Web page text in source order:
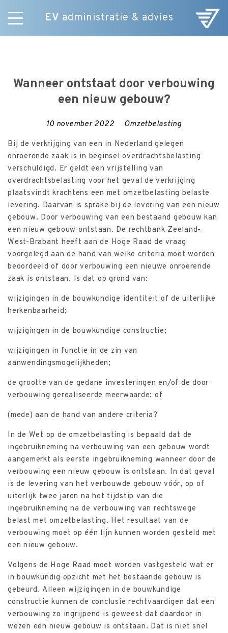
EV administratie & advies
Skip
Nieuws
Wanneer ontstaat door verbouwing
een nieuw gebouw?
10 november 2022 Omzetbelasting
Bij de verkrijging van een in Nederland gelegen
onroerende zaak is in beginsel overdrachtsbelasting
verschuldigd. Er geldt een vrijstelling van
overdrachtsbelasting voor het geval de verkrijging
plaatsvindt krachtens een met omzetbelasting belaste
levering. Daarvan is sprake bij de levering van een nieuw
gebouw. Door verbouwing van een bestaand gebouw kan
een nieuw gebouw ontstaan. De rechtbank Zeeland-
West-Brabant heeft aan de Hoge Raad de vraag
voorgelegd aan de hand van welke criteria moet worden
beoordeeld of door verbouwing een nieuwe onroerende
zaak is ontstaan. Is dat op grond van:
wijzigingen in de bouwkundige identiteit of de uiterlijke
herkenbaarheid;
wijzigingen in de bouwkundige constructie;
wijzigingen in functie in de zin van
aanwendingsmogelijkheden;
de grootte van de gedane investeringen en/of de door
verbouwing gerealiseerde meerwaarde; of
(mede) aan de hand van andere criteria?
In de Wet op de omzetbelasting is bepaald dat de
ingebruikneming na verbouwing van een gebouw wordt
aangemerkt als eerste ingebruikneming wanneer door de
verbouwing een nieuw gebouw is ontstaan. In dat geval
is de levering van het verbouwde gebouw vóór, op of
uiterlijk twee jaren na het tijdstip van die
ingebruikneming na de verbouwing van rechtswege
belast met omzetbelasting. Het resultaat van de
verbouwing moet op één lijn kunnen worden gesteld met
een nieuw gebouw.
Volgens de Hoge Raad moet worden vastgesteld wat er
in bouwkundig opzicht met het bestaande gebouw is
gebeurd. Alleen wijzigingen in de bouwkundige
constructie kunnen de conclusie rechtvaardigen dat een
verbouwing zo ingrijpend is geweest dat daardoor in
wezen een nieuw gebouw is ontstaan. Dat is niet snel